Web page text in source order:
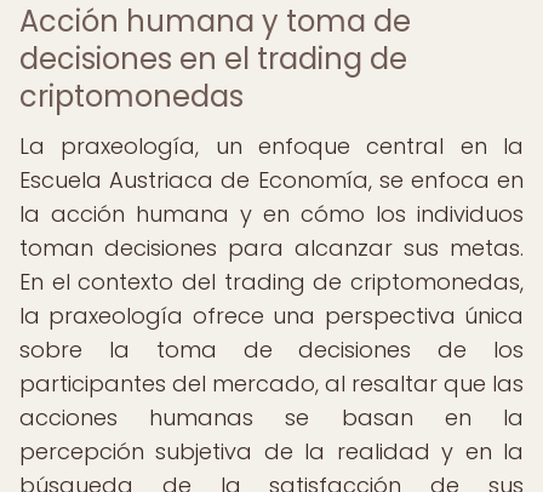
Acción humana y toma de
decisiones en el trading de
criptomonedas
La praxeología, un enfoque central en la
Escuela Austriaca de Economía, se enfoca en
la acción humana y en cómo los individuos
toman decisiones para alcanzar sus metas.
En el contexto del trading de criptomonedas,
la praxeología ofrece una perspectiva única
sobre la toma de decisiones de los
participantes del mercado, al resaltar que las
acciones humanas se basan en la
percepción subjetiva de la realidad y en la
búsqueda de la satisfacción de sus